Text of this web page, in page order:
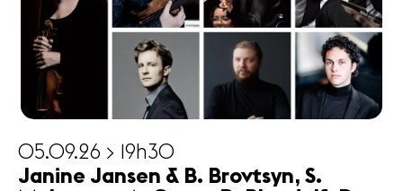
05.09.26 > 19h30
Janine Jansen & B. Brovtsyn, S.